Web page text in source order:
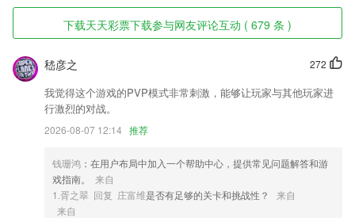
天天彩票下载软件特色
1,【订单统一处理】待处理订单及时跟进，不错过1个订单
2,多样化的魔术功能让您可以随时快速体验和查看各种相机功能的便利
性；
3,【格式转换】
4,去水印处理效果提升。
6,内置了超强大的拍摄功能，许多种类型的证件照，都可以满足大家。
天天彩票下载软件优势
下载天天彩票下载参与网友评论互动 ( 679 条 )
272
嵇彦之
我觉得这个游戏的PVP模式非常刺激，能够让玩家与其他玩家进
行激烈的对战。
2026-08-07 12:14 推荐
钱珊鸿 ：在用户布局中加入一个帮助中心，提供常见问题解答和游
戏指南。
来自
1.胥之翠 回复 庄富维是否有足够的关卡和挑战性？
来自
来自